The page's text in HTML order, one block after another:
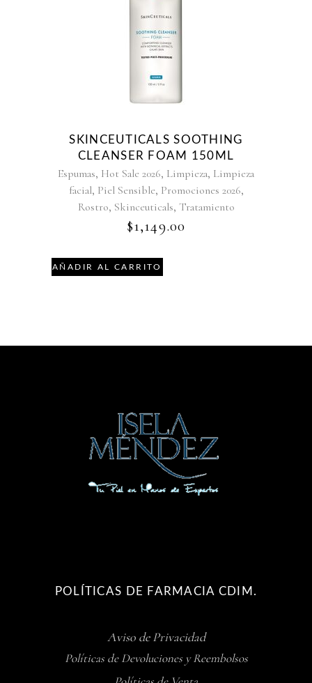
SKINCEUTICALS SOOTHING
CLEANSER FOAM 150ML
Espumas, Hot Sale 2026, Limpieza, Limpieza
facial, Piel Sensible, Promociones 2026,
Rostro, Skinceuticals, Tratamiento
$1,149.00
AÑADIR AL CARRITO
POLÍTICAS DE FARMACIA CDIM.
Aviso de Privacidad
Políticas de Devoluciones y Reembolsos